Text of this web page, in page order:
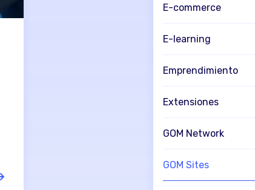
E-commerce
E-learning
Emprendimiento
Extensiones
GOM Network
GOM Sites